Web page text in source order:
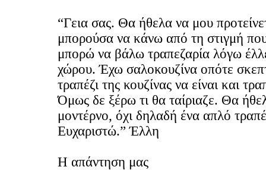
“Γεια σας. Θα ήθελα να μου
μπορούσα να κάνω από τη στιγμή
μπορώ να βάλω τραπεζαρία λόγω
χώρου. Έχω σαλοκουζίνα οπότε
τραπέζι της κουζίνας να είναι και
Όμως δε ξέρω τι θα ταίριαζε. Θα
μοντέρνο, όχι δηλαδή ένα απλό
Ευχαριστώ.” Έλλη
Η απάντηση μας